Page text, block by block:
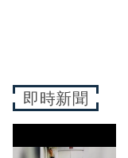
即時新聞